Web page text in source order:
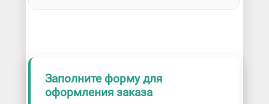
Заполните форму для
оформления заказа